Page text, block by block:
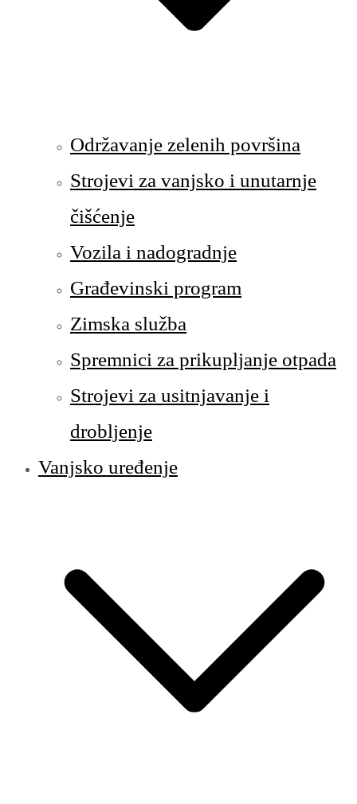
Održavanje zelenih površina
Strojevi za vanjsko i unutarnje
čišćenje
Vozila i nadogradnje
Građevinski program
Zimska služba
Spremnici za prikupljanje otpada
Strojevi za usitnjavanje i
drobljenje
Vanjsko uređenje